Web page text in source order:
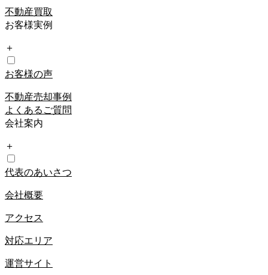
不動産買取
お客様実例
＋
お客様の声
不動産売却事例
よくあるご質問
会社案内
＋
代表のあいさつ
会社概要
アクセス
対応エリア
運営サイト